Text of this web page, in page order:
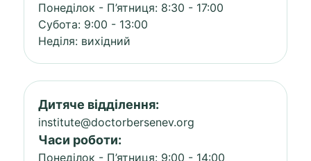
Понеділок - П’ятниця: 8:30 - 17:00
Субота: 9:00 - 13:00
Неділя: вихідний
Дитяче відділення:
institute@doctorbersenev.org
Часи роботи:
Понеділок - П’ятниця: 9:00 - 14:00